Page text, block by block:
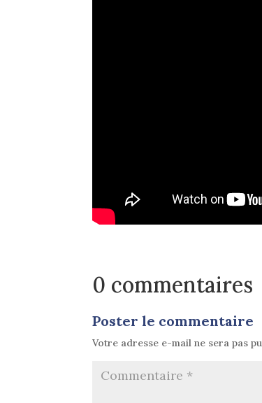
0 commentaires
Poster le commentaire
Votre adresse e-mail ne sera pas